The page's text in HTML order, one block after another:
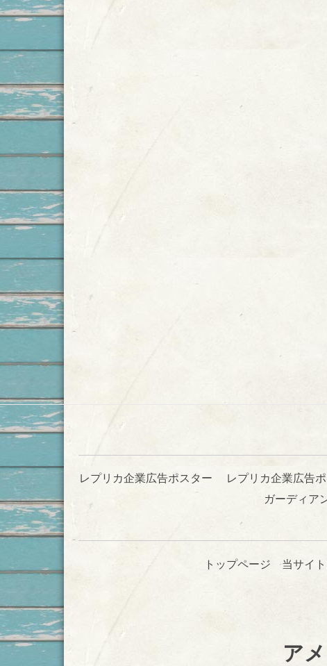
レプリカ企業広告ポスター レプリカ企業広告
ガーディア
トップページ 当サイ
ア